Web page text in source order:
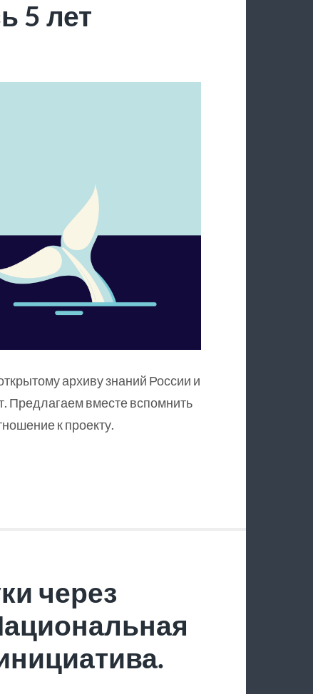
5 лет
архиву знаний России и
Предлагаем вместе вспомнить
к проекту.
через